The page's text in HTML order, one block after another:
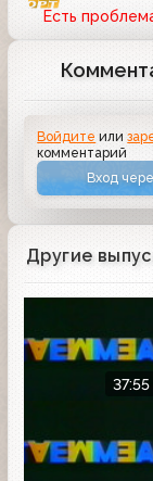
Есть
Войдите или
комментарий
Вход
Другие
37:55